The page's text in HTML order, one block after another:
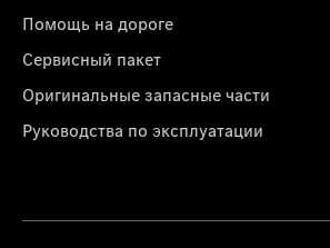
Помощь на дороге
Сервисный пакет
Оригинальные запасные части
Руководства по эксплуатации